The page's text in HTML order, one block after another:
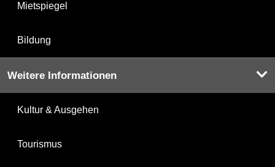
Mietspiegel
Bildung
Weitere Informationen
Kultur & Ausgehen
Tourismus